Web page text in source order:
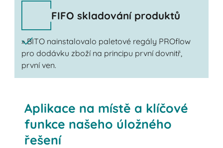
FIFO skladování produktů
» BITO nainstalovalo paletové regály PROflow
pro dodávku zboží na principu první dovnitř,
první ven.
Aplikace na místě a klíčové
funkce našeho úložného
řešení